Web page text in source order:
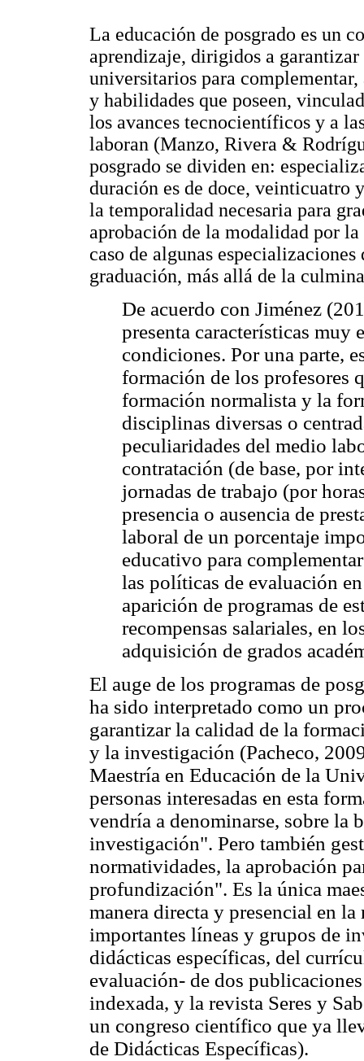
La educación de posgrado es un
aprendizaje, dirigidos a
universitarios para
y habilidades que poseen,
los avances tecnocientíficos y a
laboran (Manzo, Rivera &
posgrado se dividen en:
duración es de doce, veinticuatro
la temporalidad necesaria para
aprobación de la modalidad por
caso de algunas
graduación, más allá de la
De acuerdo con Jiménez
presenta características muy
condiciones. Por una parte,
formación de los profesores
formación normalista y la
disciplinas diversas o
peculiaridades del medio
contratación (de base, por
jornadas de trabajo (por
presencia o ausencia de
laboral de un porcentaje
educativo para
las políticas de evaluación
aparición de programas de
recompensas salariales, en
adquisición de grados
El auge de los programas de
ha sido interpretado como un
garantizar la calidad de la
y la investigación (Pacheco,
Maestría en Educación de la
personas interesadas en esta
vendría a denominarse, sobre la
investigación". Pero también
normatividades, la aprobación
profundización". Es la única
manera directa y presencial en
importantes líneas y grupos de
didácticas específicas, del
evaluación- de dos
indexada, y la revista Seres y
un congreso científico que ya
de Didácticas Específicas).